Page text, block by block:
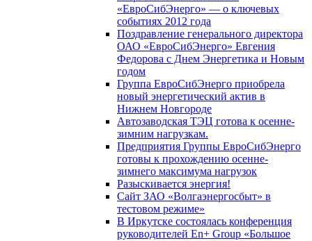
«ЕвроСибЭнерго» — о ключевых
событиях 2012 года
Поздравление генерального директора
ОАО «ЕвроСибЭнерго» Евгения
Федорова с Днем Энергетика и Новым
годом
Группа ЕвроСибЭнерго приобрела
новый энергетический актив в
Нижнем Новгороде
Автозаводская ТЭЦ готова к осенне-
зимним нагрузкам.
Предприятия Группы ЕвроСибЭнерго
готовы к прохождению осенне-
зимнего максимума нагрузок
Разыскивается энергия!
Сайт ЗАО «Волгаэнергосбыт» в
тестовом режиме»
В Иркутске состоялась конференция
руководителей En+ Group «Большое